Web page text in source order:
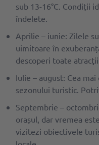
sub 13-16°C. Condiții
îndelete.
Aprilie – iunie: Zilele
uimitoare în
descoperi toate
Iulie – august: Cea
sezonului turistic.
Septembrie –
orașul, dar vremea
vizitezi obiectivele